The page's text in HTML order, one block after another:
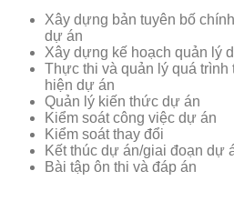
Xây dựng bản tuyên bố
dự án
Xây dựng kế hoạch quản lý
Thực thi và quản lý quá trình
hiện dự án
Quản lý kiến thức dự án
Kiểm soát công việc dự án
Kiểm soát thay đổi
Kết thúc dự án/giai đoạn dự
Bài tập ôn thi và đáp án